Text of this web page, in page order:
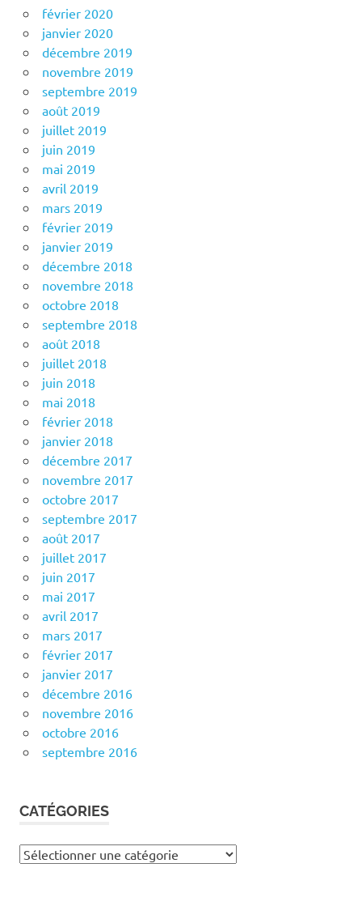
février 2020
janvier 2020
décembre 2019
novembre 2019
septembre 2019
août 2019
juillet 2019
juin 2019
mai 2019
avril 2019
mars 2019
février 2019
janvier 2019
décembre 2018
novembre 2018
octobre 2018
septembre 2018
août 2018
juillet 2018
juin 2018
mai 2018
février 2018
janvier 2018
décembre 2017
novembre 2017
octobre 2017
septembre 2017
août 2017
juillet 2017
juin 2017
mai 2017
avril 2017
mars 2017
février 2017
janvier 2017
décembre 2016
novembre 2016
octobre 2016
septembre 2016
CATÉGORIES
Catégories